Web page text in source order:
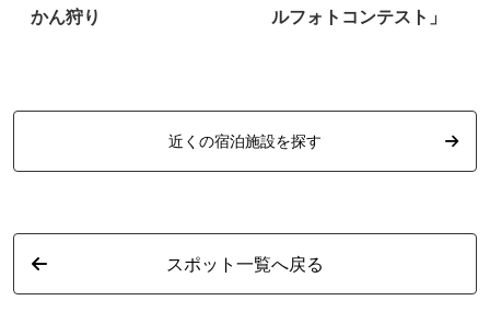
かん狩り ルフォトコンテスト」
近くの宿泊施設を探す
スポット一覧へ戻る